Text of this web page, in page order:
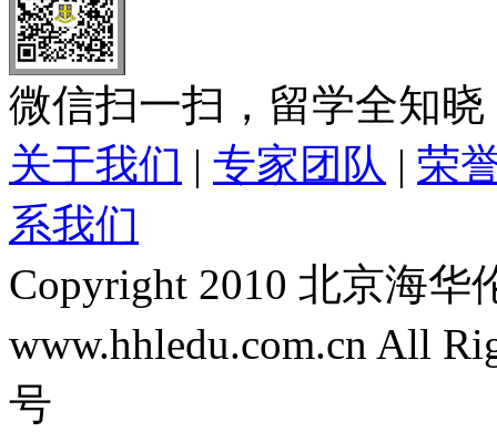
微信扫一扫，留学全知晓
关于我们 | 专家团队 | 荣
系我们
Copyright 2010 北京海
www.hhledu.com.cn All
号